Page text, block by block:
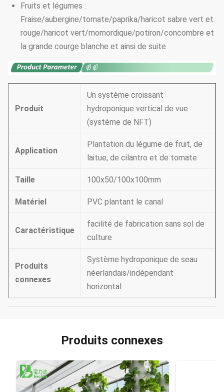
Fruits et légumes :
Fraise/aubergine/tomate/paprika/haricot sabre vert et
rouge/haricot vert/momordique/potiron/concombre et
la grande courge blanche et ainsi de suite
Produit
Un système croissant
hydroponique vertical de vue
(système de NFT)
Application
Plantation du légume de fruit, de
laitue, de cilantro et de tomate
Taille 100x50/100x100mm
Matériel PVC plantant le canal
Caractéristique
facilité de fabrication sans sol de
culture
Produits
connexes
Système hydroponique de seau
néerlandais/indépendant
horizontal
Produits connexes